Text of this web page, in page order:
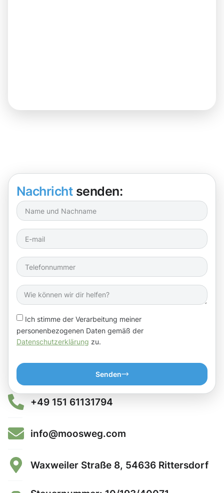
Nachricht senden:
Ich stimme der Verarbeitung meiner
personenbezogenen Daten gemäß der
Datenschutzerklärung zu.
Senden
+49 151 61131794
info@moosweg.com
Waxweiler Straße 8, 54636 Rittersdorf